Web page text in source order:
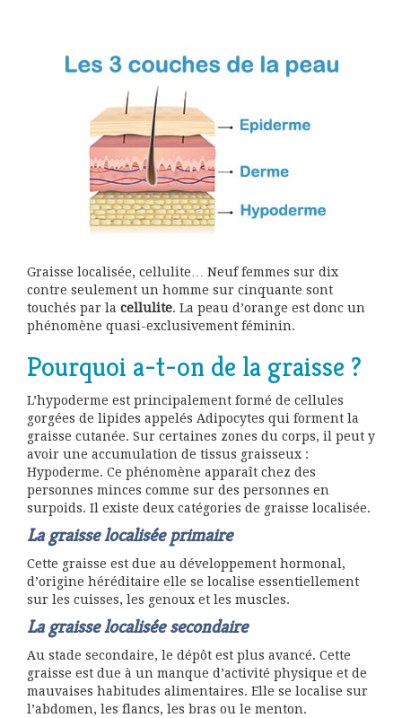
Graisse localisée, cellulite… Neuf femmes sur dix
contre seulement un homme sur cinquante sont
touchés par la cellulite. La peau d’orange est donc un
phénomène quasi-exclusivement féminin.
Pourquoi a-t-on de la graisse ?
L’hypoderme est principalement formé de cellules
gorgées de lipides appelés Adipocytes qui forment la
graisse cutanée. Sur certaines zones du corps, il peut y
avoir une accumulation de tissus graisseux :
Hypoderme. Ce phénomène apparaît chez des
personnes minces comme sur des personnes en
surpoids. Il existe deux catégories de graisse localisée.
La graisse localisée primaire
Cette graisse est due au développement hormonal,
d’origine héréditaire elle se localise essentiellement
sur les cuisses, les genoux et les muscles.
La graisse localisée secondaire
Au stade secondaire, le dépôt est plus avancé. Cette
graisse est due à un manque d’activité physique et de
mauvaises habitudes alimentaires. Elle se localise sur
l’abdomen, les flancs, les bras ou le menton.